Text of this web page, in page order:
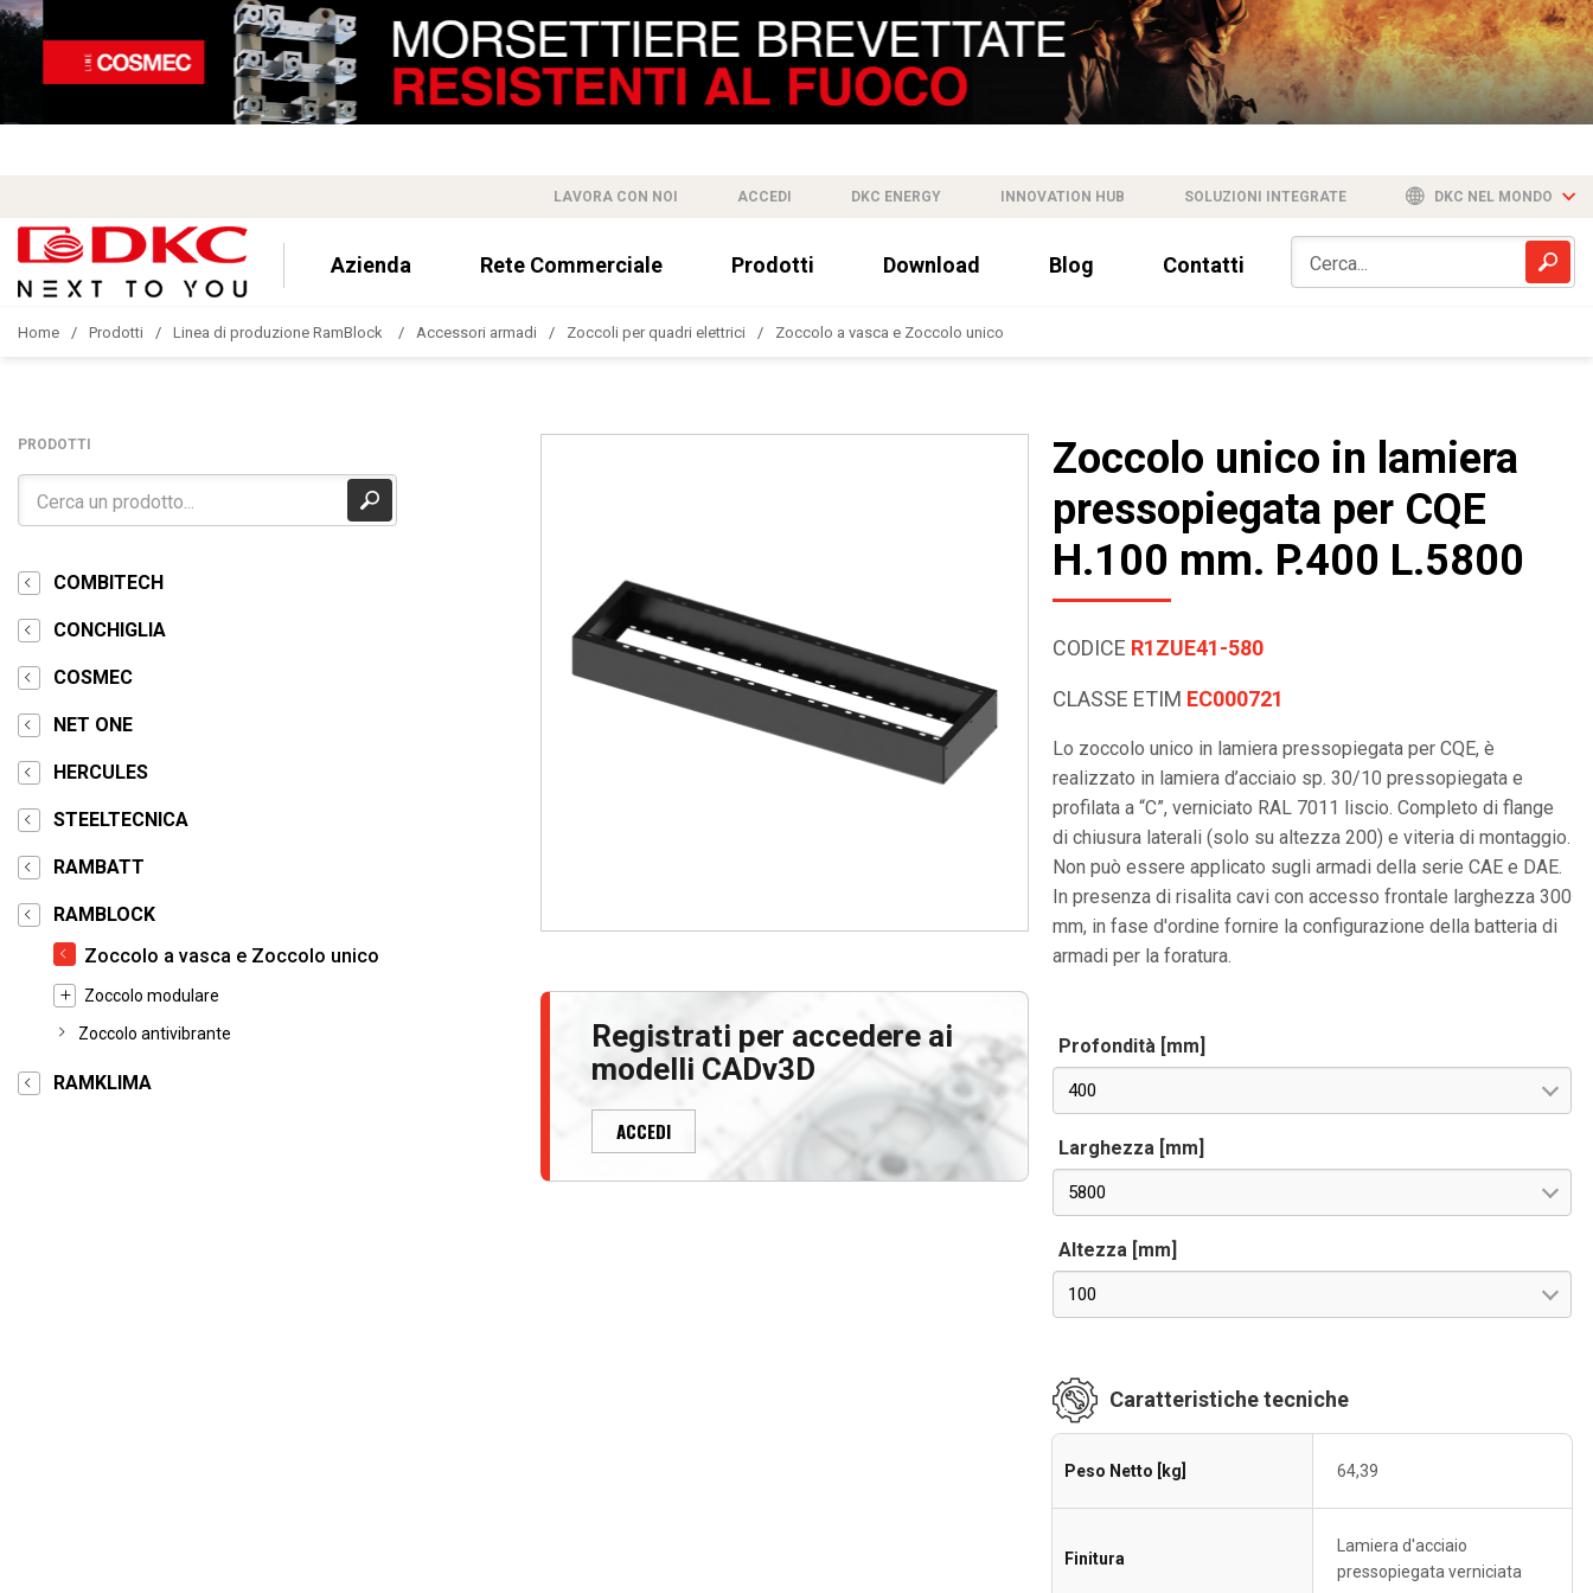
LAVORA CON NOI ACCEDI DKC ENERGY INNOVATION HUB SOLUZIONI INTEGRATE DKC NEL MONDO
Azienda Rete Commerciale Prodotti Download Blog Contatti
Home Prodotti Linea di produzione RamBlock Accessori armadi Zoccoli per quadri elettrici Zoccolo a vasca e Zoccolo unico
PRODOTTI
COMBITECH
CONCHIGLIA
COSMEC
NET ONE
HERCULES
STEELTECNICA
RAMBATT
RAMBLOCK
Zoccolo a vasca e Zoccolo unico
Zoccolo modulare
Zoccolo antivibrante
RAMKLIMA
Registrati per accedere ai
modelli CADv3D
ACCEDI
Zoccolo unico in lamiera
pressopiegata per CQE
H.100 mm. P.400 L.5800
CODICE R1ZUE41-580
CLASSE ETIM EC000721
Lo zoccolo unico in lamiera pressopiegata per CQE, è
realizzato in lamiera d’acciaio sp. 30/10 pressopiegata e
profilata a “C”, verniciato RAL 7011 liscio. Completo di flange
di chiusura laterali (solo su altezza 200) e viteria di montaggio.
Non può essere applicato sugli armadi della serie CAE e DAE.
In presenza di risalita cavi con accesso frontale larghezza 300
mm, in fase d'ordine fornire la configurazione della batteria di
armadi per la foratura.
Profondità [mm]
400
Larghezza [mm]
5800
Altezza [mm]
100
Caratteristiche tecniche
Peso Netto [kg] 64,39
Finitura
Lamiera d'acciaio
pressopiegata verniciata